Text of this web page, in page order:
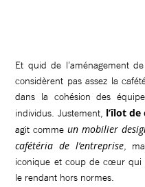
Et quid de l’aménagement
considèrent pas assez la
dans la cohésion des
individus. Justement, l’îlot de
agit commeun mobilier
cafétéria de l’entreprise,
iconique et coup de cœur qui
le rendant hors normes.